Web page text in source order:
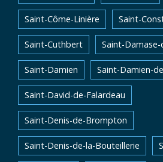
Saint-Côme-Linière Saint-
Saint-Cuthbert Saint-
Saint-Damien Saint-Damien-
Saint-David-de-Falardeau
Saint-Denis-de-Brompton
Saint-Denis-de-la-Bouteillerie